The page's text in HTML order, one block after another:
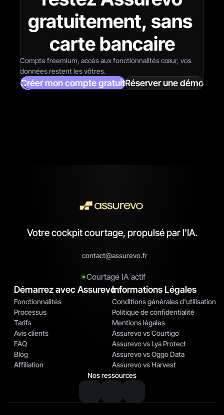
gratuitement, sans
carte bancaire
Compte freemium, accès aux fonctionnalités cœur, vos
données restent les vôtres.
Créer mon compte gratuitRéserver une démo
Votre cockpit courtage, propulsé par l'IA.
contact@assurevo.fr
Courtage IA actif
Démarrez avec Assurevo
Fonctionnalités
Processus
Tarifs
Avis clients
FAQ
Blog
Affiliation
Informations Légales
Conditions générales d'utilisation
Politique de confidentialité
Mentions légales
Assurevo vs Courtigo
Assurevo vs Lya Protect
Assurevo vs Oggo Data
Assurevo vs Harvest
Nos ressources